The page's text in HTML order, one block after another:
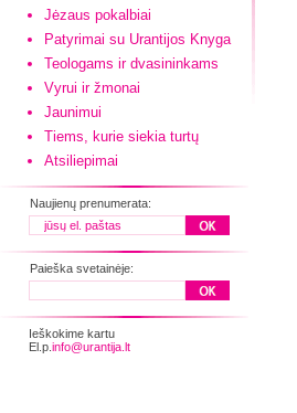
Jėzaus pokalbiai
Patyrimai su Urantijos Knyga
Teologams ir dvasininkams
Vyrui ir žmonai
Jaunimui
Tiems, kurie siekia turtų
Atsiliepimai
Naujienų prenumerata:
Paieška svetainėje:
Ieškokime kartu
El.p. info@urantija.lt